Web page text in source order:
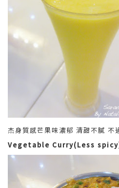
杰身質感芒果味濃郁 清甜不膩 不
Vegetable Curry(Less